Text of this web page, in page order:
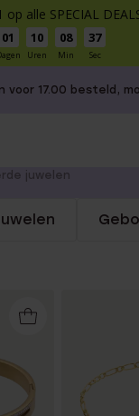
op alle SPECIAL
01 10
Uren
08
Min
37
Sec
voor 17.00 besteld,
juwelen